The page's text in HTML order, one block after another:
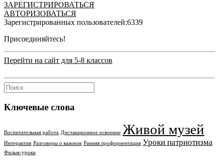
ЗАРЕГИСТРИРОВАТЬСЯ
АВТОРИЗОВАТЬСЯ
Зарегистрированных пользователей:6339
Присоединяйтесь!
Перейти на сайт для 5-8 классов
Ключевые слова
Воспитательная работа Дистанционное освоение Живой музей
Интерактив Разговоры о важном Ранняя профориентация Уроки патриотизма
Фильм-уроки